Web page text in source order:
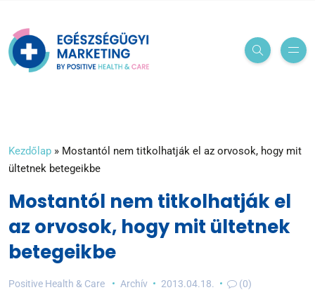
Kezdőlap » Mostantól nem titkolhatják el az orvosok, hogy mit
ültetnek betegeikbe
Mostantól nem titkolhatják el
az orvosok, hogy mit ültetnek
betegeikbe
Positive Health & Care Archív 2013.04.18. (0)